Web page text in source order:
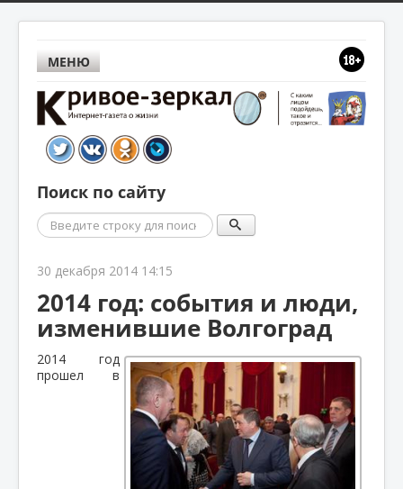
МЕНЮ
Поиск по сайту
Поиск
30 декабря 2014 14:15
2014 год: события и люди,
изменившие Волгоград
2014 год
прошел в